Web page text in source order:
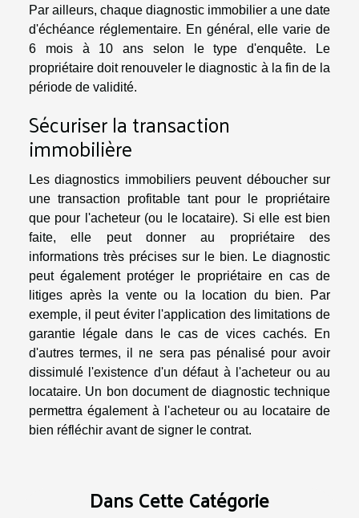
Par ailleurs, chaque diagnostic immobilier a une date
d'échéance réglementaire. En général, elle varie de
6 mois à 10 ans selon le type d'enquête. Le
propriétaire doit renouveler le diagnostic à la fin de la
période de validité.
Sécuriser la transaction
immobilière
Les diagnostics immobiliers peuvent déboucher sur
une transaction profitable tant pour le propriétaire
que pour l'acheteur (ou le locataire). Si elle est bien
faite, elle peut donner au propriétaire des
informations très précises sur le bien. Le diagnostic
peut également protéger le propriétaire en cas de
litiges après la vente ou la location du bien. Par
exemple, il peut éviter l'application des limitations de
garantie légale dans le cas de vices cachés. En
d'autres termes, il ne sera pas pénalisé pour avoir
dissimulé l'existence d'un défaut à l'acheteur ou au
locataire. Un bon document de diagnostic technique
permettra également à l'acheteur ou au locataire de
bien réfléchir avant de signer le contrat.
Dans Cette Catégorie